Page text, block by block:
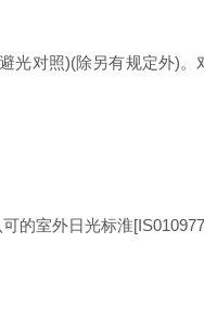
光对照)(除另有规定外)
的室外日光标淮